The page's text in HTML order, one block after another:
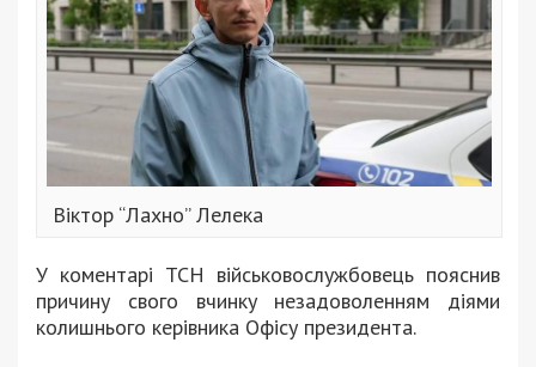
Віктор “Лахно” Лелека
У коментарі ТСН військовослужбовець пояснив
причину свого вчинку незадоволенням діями
колишнього керівника Офісу президента.